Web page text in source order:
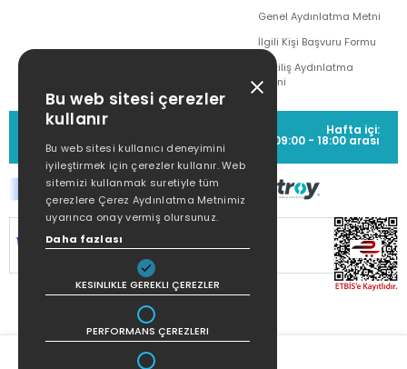
Genel Aydınlatma Metni
İlgili Kişi Başvuru Formu
Çekiliş Aydınlatma
Metni
MÜŞTERİ HİZMETLERİ
(0212) 373 77 00
Hafta içi:
09:00 - 18:00 arası
SİTEMİZ
KORUNMAKTADIR.
Bu web sitesi çerezler
kullanır
Bu web sitesi kullanıcı deneyimini
iyileştirmek için çerezler kullanır. Web
sitemizi kullanmak suretiyle tüm
çerezlere Çerez Aydınlatma Metnimiz
uyarınca onay vermiş olursunuz.
Daha fazlası
KESINLIKLE GEREKLI ÇEREZLER
PERFORMANS ÇEREZLERI